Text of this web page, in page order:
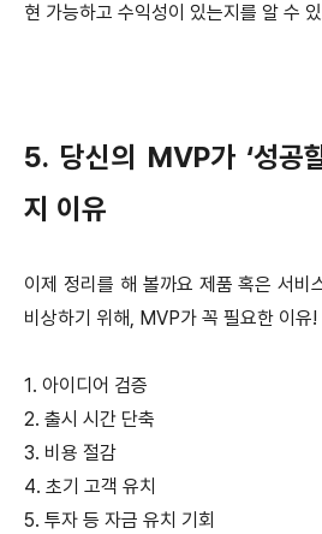
현 가능하고 수익성이 있는지를 알 수
5. 당신의 MVP가 ‘성공
지 이유
이제 정리를 해 볼까요 제품 혹은 서비
비상하기 위해, MVP가 꼭 필요한 이유!
1. 아이디어 검증
2. 출시 시간 단축
3. 비용 절감
4. 초기 고객 유치
5. 투자 등 자금 유치 기회